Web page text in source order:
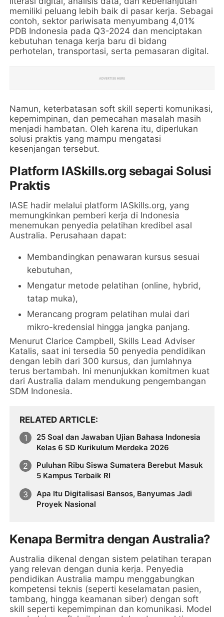
memiliki peluang lebih baik di pasar kerja. Sebagai
contoh, sektor pariwisata menyumbang 4,01%
PDB Indonesia pada Q3-2024 dan menciptakan
kebutuhan tenaga kerja baru di bidang
perhotelan, transportasi, serta pemasaran digital.
Namun, keterbatasan soft skill seperti komunikasi,
kepemimpinan, dan pemecahan masalah masih
menjadi hambatan. Oleh karena itu, diperlukan
solusi praktis yang mampu mengatasi
kesenjangan tersebut.
Platform IASkills.org sebagai Solusi
Praktis
IASE hadir melalui platform IASkills.org, yang
memungkinkan pemberi kerja di Indonesia
menemukan penyedia pelatihan kredibel asal
Australia. Perusahaan dapat:
Membandingkan penawaran kursus sesuai
kebutuhan,
Mengatur metode pelatihan (online, hybrid,
tatap muka),
Merancang program pelatihan mulai dari
mikro-kredensial hingga jangka panjang.
Menurut Clarice Campbell, Skills Lead Adviser
Katalis, saat ini tersedia 50 penyedia pendidikan
dengan lebih dari 300 kursus, dan jumlahnya
terus bertambah. Ini menunjukkan komitmen kuat
dari Australia dalam mendukung pengembangan
SDM Indonesia.
RELATED ARTICLE
25 Soal dan Jawaban Ujian Bahasa Indonesia
Kelas 6 SD Kurikulum Merdeka 2026
Puluhan Ribu Siswa Sumatera Berebut Masuk
5 Kampus Terbaik RI
Apa Itu Digitalisasi Bansos, Banyumas Jadi
Proyek Nasional
Kenapa Bermitra dengan Australia?
Australia dikenal dengan sistem pelatihan terapan
yang relevan dengan dunia kerja. Penyedia
pendidikan Australia mampu menggabungkan
kompetensi teknis (seperti keselamatan pasien,
tambang, hingga keamanan siber) dengan soft
skill seperti kepemimpinan dan komunikasi. Model